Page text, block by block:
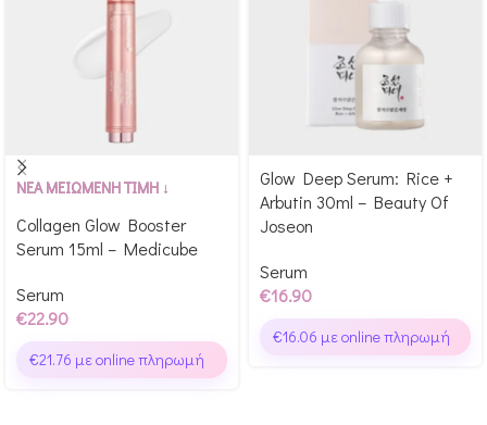
Αγόρασε & κέρδισε 229
ΝΕΑ ΜΕΙΩΜΕΝΗ ΤΙΜΗ ↓
Collagen Glow Booster
Serum 15ml – Medicube
Serum
€22.90
€21.76 με online πληρωμή
Αγόρασε & κέρδισε 169
Glow Points!
Glow Deep Serum: Rice +
Arbutin 30ml – Beauty Of
Joseon
Serum
€16.90
€16.06 με online πληρωμή